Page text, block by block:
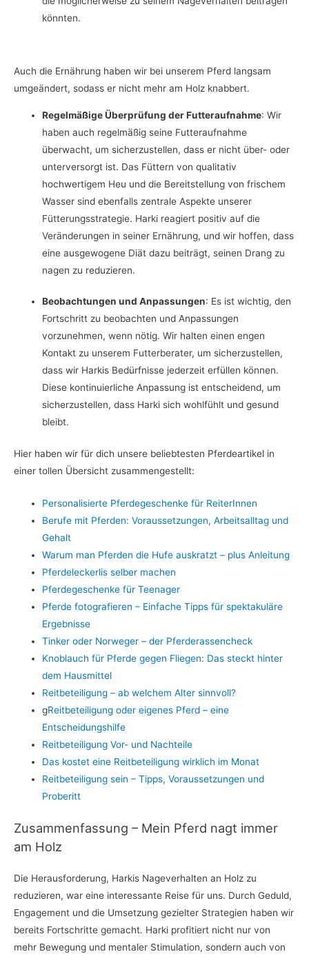
könnten.
Auch die Ernährung haben wir bei unserem Pferd langsam
umgeändert, sodass er nicht mehr am Holz knabbert.
Regelmäßige Überprüfung der Futteraufnahme: Wir
haben auch regelmäßig seine Futteraufnahme
überwacht, um sicherzustellen, dass er nicht über- oder
unterversorgt ist. Das Füttern von qualitativ
hochwertigem Heu und die Bereitstellung von frischem
Wasser sind ebenfalls zentrale Aspekte unserer
Fütterungsstrategie. Harki reagiert positiv auf die
Veränderungen in seiner Ernährung, und wir hoffen, dass
eine ausgewogene Diät dazu beiträgt, seinen Drang zu
nagen zu reduzieren.
Beobachtungen und Anpassungen: Es ist wichtig, den
Fortschritt zu beobachten und Anpassungen
vorzunehmen, wenn nötig. Wir halten einen engen
Kontakt zu unserem Futterberater, um sicherzustellen,
dass wir Harkis Bedürfnisse jederzeit erfüllen können.
Diese kontinuierliche Anpassung ist entscheidend, um
sicherzustellen, dass Harki sich wohlfühlt und gesund
bleibt.
Hier haben wir für dich unsere beliebtesten Pferdeartikel in
einer tollen Übersicht zusammengestellt:
Personalisierte Pferdegeschenke für ReiterInnen
Berufe mit Pferden: Voraussetzungen, Arbeitsalltag und
Gehalt
Warum man Pferden die Hufe auskratzt – plus Anleitung
Pferdeleckerlis selber machen
Pferdegeschenke für Teenager
Pferde fotografieren – Einfache Tipps für spektakuläre
Ergebnisse
Tinker oder Norweger – der Pferderassencheck
Knoblauch für Pferde gegen Fliegen: Das steckt hinter
dem Hausmittel
Reitbeteiligung – ab welchem Alter sinnvoll?
gReitbeteiligung oder eigenes Pferd – eine
Entscheidungshilfe
Reitbeteiligung Vor- und Nachteile
Das kostet eine Reitbeteiligung wirklich im Monat
Reitbeteiligung sein – Tipps, Voraussetzungen und
Proberitt
Zusammenfassung – Mein Pferd nagt immer
am Holz
Die Herausforderung, Harkis Nageverhalten an Holz zu
reduzieren, war eine interessante Reise für uns. Durch Geduld,
Engagement und die Umsetzung gezielter Strategien haben wir
bereits Fortschritte gemacht. Harki profitiert nicht nur von
mehr Bewegung und mentaler Stimulation, sondern auch von